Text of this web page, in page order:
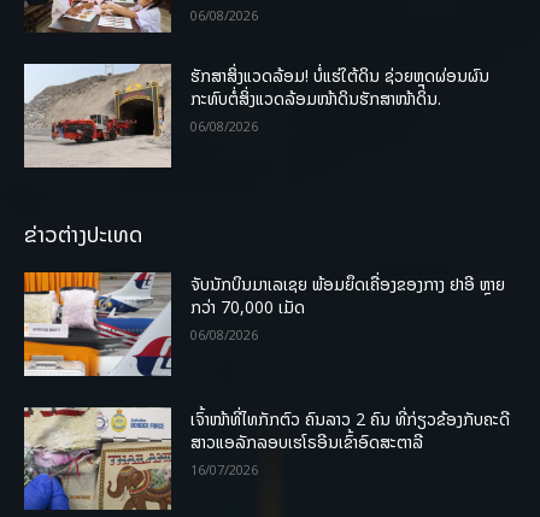
06/08/2026
ຮັກສາສິ່ງແວດລ້ອມ! ບໍ່ແຮ່ໃຕ້ດິນ ຊ່ວຍຫຼຸດຜ່ອນຜົນ
ກະທົບຕໍ່ສິ່ງແວດລ້ອມໜ້າດິນຮັກສາໜ້າດິນ.
06/08/2026
ຂ່າວຕ່າງປະເທດ
ຈັບນັກບິນມາເລເຊຍ ພ້ອມຍຶດເຄື່ອງຂອງກາງ ຢາອີ ຫຼາຍ
ກວ່າ 70,000 ເມັດ
06/08/2026
ເຈົ້າໜ້າທີ່ໄທກັກຕົວ ຄົນລາວ 2 ຄົນ ທີ່ກ່ຽວຂ້ອງກັບຄະດີ
ສາວແອລັກລອບເຮໂຣອີນເຂົ້າອົດສະຕາລີ
16/07/2026